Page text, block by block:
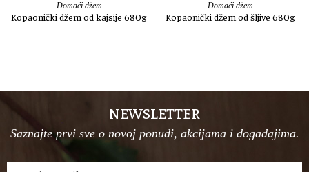
Domaći džem
Kopaonički džem od kajsije 680g
Domaći džem
Kopaonički džem od šljive 680g
NEWSLETTER
Saznajte prvi sve o novoj ponudi, akcijama i događajima.